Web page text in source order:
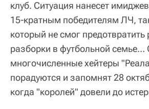
клуб. Ситуация нанесет
15-кратным победителям ЛЧ,
который не смог
разборки в футбольной семье…
многочисленные хейтеры
порадуются и запомнят 28
когда "королей" довели до